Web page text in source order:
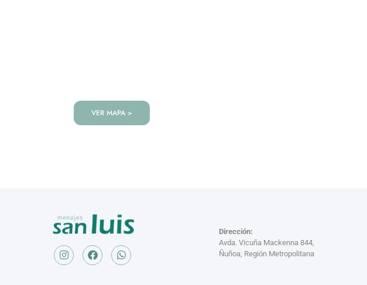
VER MAPA >
Dirección:
Avda. Vicuña Mackenna 844,
Ñuñoa, Región Metropolitana